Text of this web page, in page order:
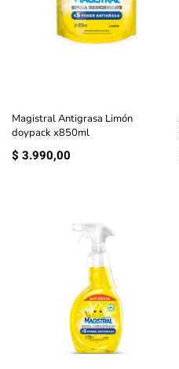
Magistral Antigrasa Limón
doypack x850ml
$ 3.990,00